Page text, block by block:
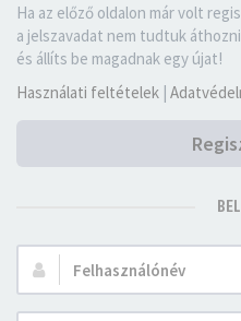
Ha az előző oldalon már volt
a jelszavadat nem tudtuk
és állíts be magadnak egy újat!
Használati feltételek |
Felhasználónév: